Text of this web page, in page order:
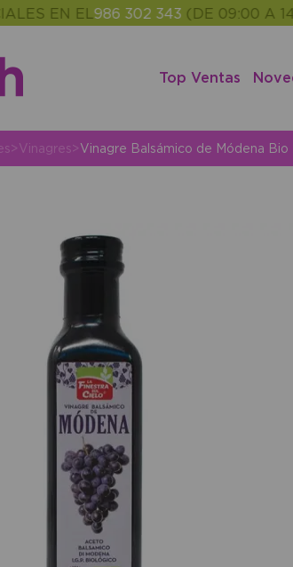
EN EL986 302 343 (DE 09:00 A 14:00)
Top Ventas
> Vinagres>Vinagre Balsámico de Módena Bio